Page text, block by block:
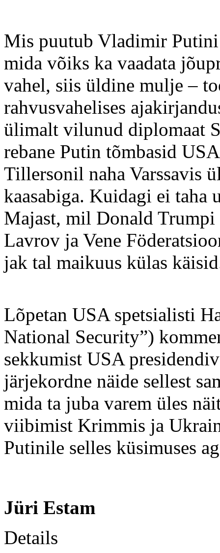
Mis puutub Vladimir
mida võiks ka vaadata
vahel, siis üldine mulje –
rahvusvahelises
ülimalt vilunud diplomaat
rebane Putin tõmbasid
Tillersonil naha Varssavis
kaasabiga. Kuidagi ei taha
Majast, mil Donald Trumpi
Lavrov ja Vene
jak tal maikuus külas
Lõpetan USA spetsialisti
National Security”)
sekkumist USA
järjekordne näide sellest
mida ta juba varem üles
viibimist Krimmis ja
Putinile selles küsimuses
Jüri Estam
Details